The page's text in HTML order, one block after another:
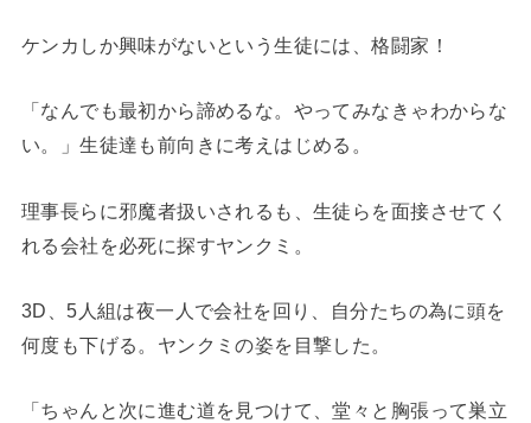
ケンカしか興味がないという生徒には、格闘家！
「なんでも最初から諦めるな。やってみなきゃわからな
い。」生徒達も前向きに考えはじめる。
理事長らに邪魔者扱いされるも、生徒らを面接させてく
れる会社を必死に探すヤンクミ。
3D、5人組は夜一人で会社を回り、自分たちの為に頭を
何度も下げる。ヤンクミの姿を目撃した。
「ちゃんと次に進む道を見つけて、堂々と胸張って巣立